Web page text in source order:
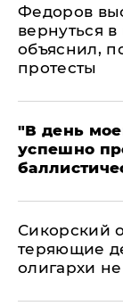
Федоров
вернуться
объяснил,
протесты
​"В день
успешно
Сикорский
теряющие
олигархи